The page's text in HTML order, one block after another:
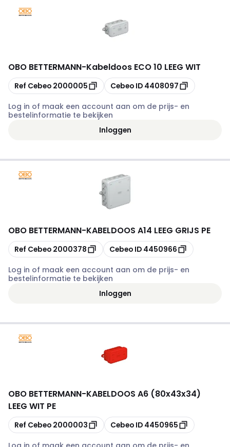
OBO BETTERMANN-Kabeldoos ECO 10 LEEG WIT
Kopiëren
Ref Cebeo 2000005 Kopiëren
Cebeo ID 4408097
Log in of maak een account aan om de prijs- en
bestelinformatie te bekijken
Inloggen
OBO BETTERMANN-KABELDOOS A14 LEEG GRIJS PE
Kopiëren
Ref Cebeo 2000378 Kopiëren
Cebeo ID 4450966
Log in of maak een account aan om de prijs- en
bestelinformatie te bekijken
Inloggen
OBO BETTERMANN-KABELDOOS A6 (80x43x34)
LEEG WIT PE
Kopiëren
Ref Cebeo 2000003 Kopiëren
Cebeo ID 4450965